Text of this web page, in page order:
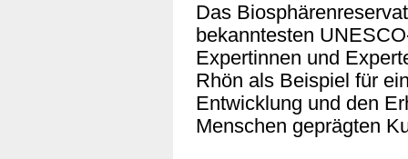
Das
bekanntesten
Expertinnen und
Rhön als Beispiel für
Entwicklung und den
Menschen geprägten